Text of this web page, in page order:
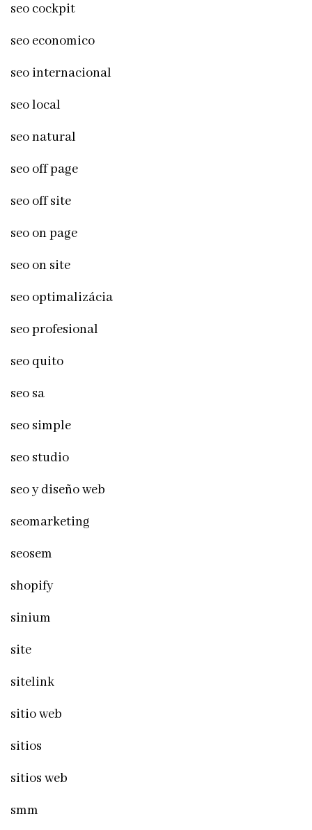
seo cockpit
seo economico
seo internacional
seo local
seo natural
seo off page
seo off site
seo on page
seo on site
seo optimalizácia
seo profesional
seo quito
seo sa
seo simple
seo studio
seo y diseño web
seomarketing
seosem
shopify
sinium
site
sitelink
sitio web
sitios
sitios web
smm